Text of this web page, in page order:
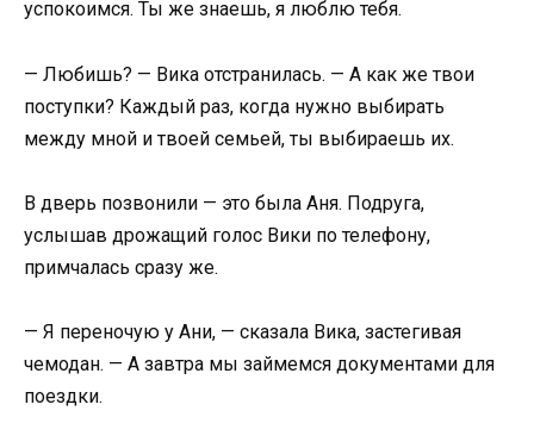
успокоимся. Ты же знаешь, я люблю тебя.
— Любишь? — Вика отстранилась. — А как же твои
поступки? Каждый раз, когда нужно выбирать
между мной и твоей семьей, ты выбираешь их.
В дверь позвонили — это была Аня. Подруга,
услышав дрожащий голос Вики по телефону,
примчалась сразу же.
— Я переночую у Ани, — сказала Вика, застегивая
чемодан. — А завтра мы займемся документами для
поездки.